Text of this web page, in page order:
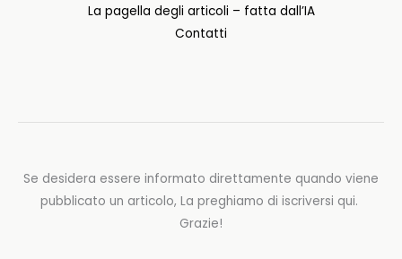
La pagella degli articoli – fatta dall’IA
Contatti
Se desidera essere informato direttamente quando viene
pubblicato un articolo, La preghiamo di iscriversi qui.
Grazie!